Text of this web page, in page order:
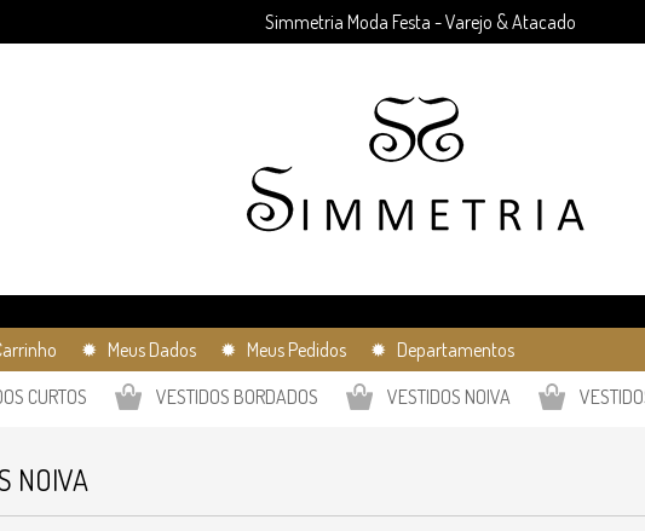
Simmetria Moda Festa - Varejo & Atacado
✹ Meus Dados ✹ Meus Pedidos
✹ Departamentos
CURTOS VESTIDOS BORDADOS VESTIDOS NOIVA
NOIVA